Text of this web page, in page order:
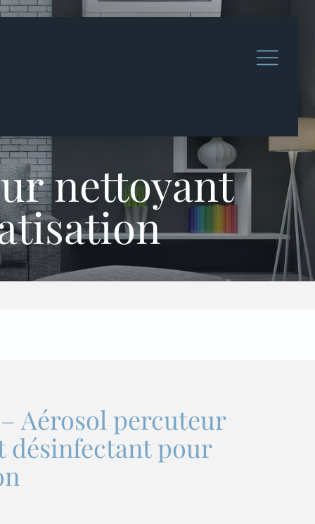
nettoyant
Aérosol percuteur
désinfectant pour